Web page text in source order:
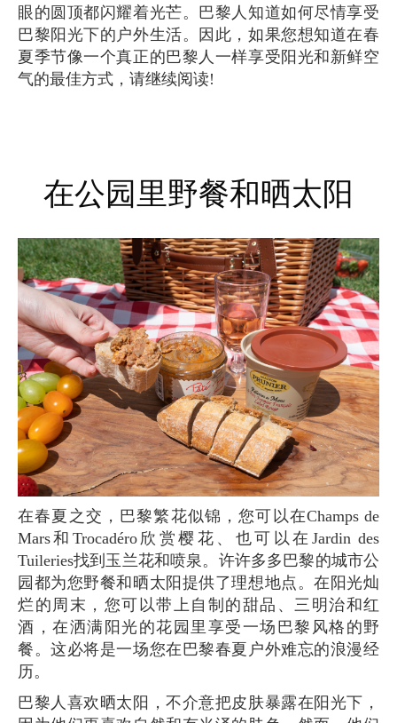
眼的圆顶都闪耀着光芒。巴黎人知道如何尽情享受
巴黎阳光下的户外生活。因此，如果您想知道在春
夏季节像一个真正的巴黎人一样享受阳光和新鲜空
气的最佳方式，请继续阅读!
在公园里野餐和晒太阳
在春夏之交，巴黎繁花似锦，您可以在Champs de
Mars和Trocadéro欣赏樱花、也可以在Jardin des
Tuileries找到玉兰花和喷泉。许许多多巴黎的城市公
园都为您野餐和晒太阳提供了理想地点。在阳光灿
烂的周末，您可以带上自制的甜品、三明治和红
酒，在洒满阳光的花园里享受一场巴黎风格的野
餐。这必将是一场您在巴黎春夏户外难忘的浪漫经
历。
巴黎人喜欢晒太阳，不介意把皮肤暴露在阳光下，